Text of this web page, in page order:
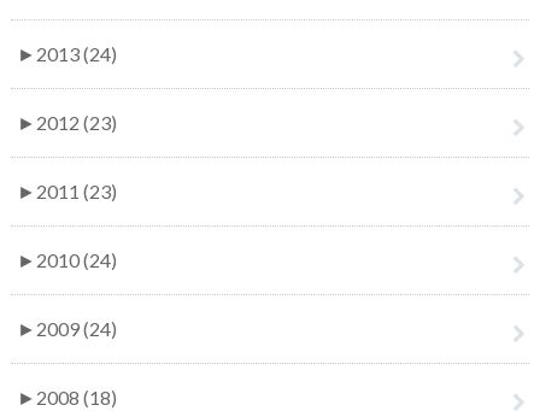
► 2013 (24)
► 2012 (23)
► 2011 (23)
► 2010 (24)
► 2009 (24)
► 2008 (18)